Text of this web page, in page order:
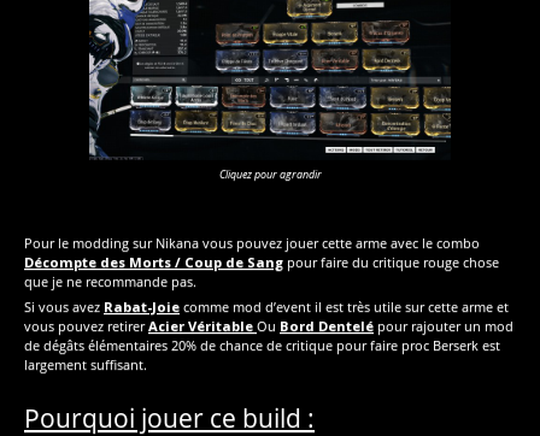
Cliquez pour agrandir
Pour le modding sur Nikana vous pouvez jouer cette arme avec le combo
Décompte des Morts / Coup de Sang pour faire du critique rouge chose
que je ne recommande pas.
Si vous avez Rabat-Joie comme mod d’event il est très utile sur cette arme et
vous pouvez retirerAcier Véritable Ou Bord Dentelé pour rajouter un mod
de dégâts élémentaires 20% de chance de critique pour faire proc Berserk est
largement suffisant.
Pourquoi jouer ce build :